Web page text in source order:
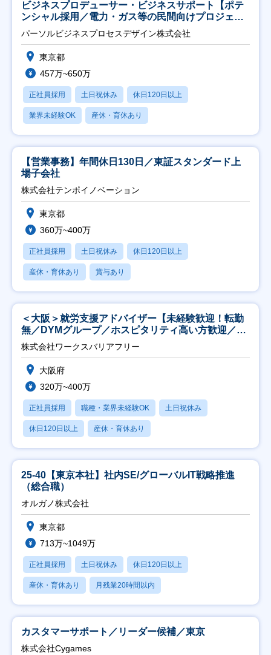
ビジネスプロデューサー・ビジネスサポート【ポテ
ンシャル採用／電力・ガス等の民間向けプロジェク
ト推進】
パーソルビジネスプロセスデザイン株式会社
東京都
457万~650万
正社員採用 土日祝休み 休日120日以上
業界未経験OK 産休・育休あり
【営業事務】年間休日130日／東証スタンダード上
場子会社
株式会社テンポイノベーション
東京都
360万~400万
正社員採用 土日祝休み 休日120日以上
産休・育休あり 賞与あり
＜大阪＞就労支援アドバイザー【未経験歓迎！転勤
無／DYMグループ／ホスピタリティ高い方歓迎／土
日祝】
株式会社ワークスバリアフリー
大阪府
320万~400万
正社員採用 職種・業界未経験OK 土日祝休み
休日120日以上 産休・育休あり
25-40【東京本社】社内SE/グローバルIT戦略推進
（総合職）
オルガノ株式会社
東京都
713万~1049万
正社員採用 土日祝休み 休日120日以上
産休・育休あり 月残業20時間以内
カスタマーサポート／リーダー候補／東京
株式会社Cygames